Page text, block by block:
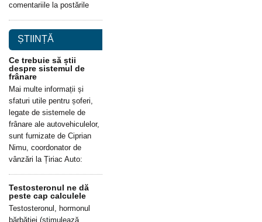
comentariile la postările
ȘTIINȚĂ
Ce trebuie să știi
despre sistemul de
frânare
Mai multe informații și
sfaturi utile pentru șoferi,
legate de sistemele de
frânare ale autovehiculelor,
sunt furnizate de Ciprian
Nimu, coordonator de
vânzări la Țiriac Auto:
Testosteronul ne dă
peste cap calculele
Testosteronul, hormonul
bărbăției (stimulează